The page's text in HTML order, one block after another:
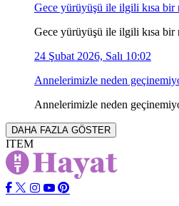
Gece yürüyüşü ile ilgili kısa bir
Gece yürüyüşü ile ilgili kısa bir
24 Şubat 2026, Salı 10:02
Annelerimizle neden
Annelerimizle neden
DAHA FAZLA GÖSTER
ITEM